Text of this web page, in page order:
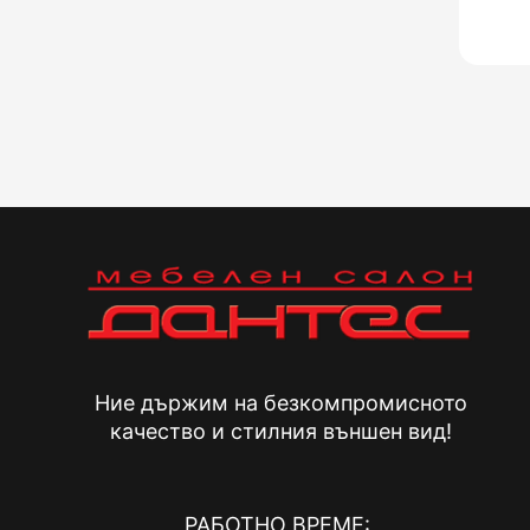
Ние държим на безкомпромисното
качество и стилния външен вид!
РАБОТНО ВРЕМЕ: